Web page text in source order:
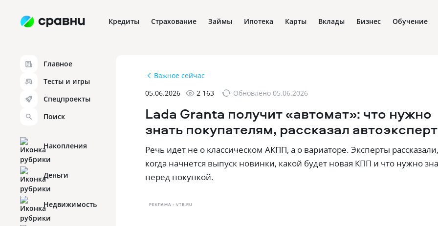
Кредиты Страхование Займы Ипотека Карты Вклады Бизнес Обучение
Главное
Тесты и игры
Спецпроекты
Поиск
Накопления
Деньги
Недвижимость
Важное сейчас
05.06.2026
2 163 Обновлено 05.06.2026
Lada Granta получит «автомат»: что нужно
знать покупателям, рассказал автоэксперт
Речь идет не о классическом АКПП, а о вариаторе. Эксперты рассказали,
когда начнется выпуск новинки, какой будет новая КПП и что нужно
перед покупкой.
РЕКЛАМА • VTB.RU